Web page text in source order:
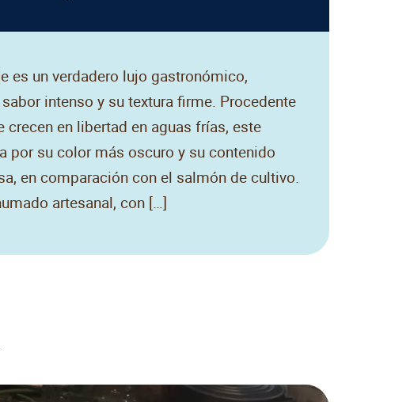
es un verdadero lujo gastronómico,
intenso y su textura firme. Procedente
crecen en libertad en aguas frías, este
por su color más oscuro y su contenido
en comparación con el salmón de cultivo.
artesanal, con […]